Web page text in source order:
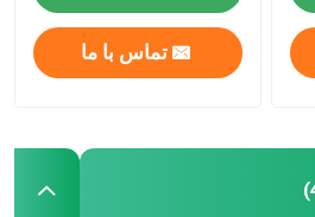
تماس با ما